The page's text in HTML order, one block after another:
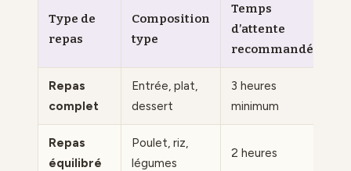
Type de
repas
Composition
type
Temps
d’attente
recommandé
Repas
complet
Entrée, plat,
dessert
3 heures
minimum
Repas
équilibré
Poulet, riz,
légumes
2 heures